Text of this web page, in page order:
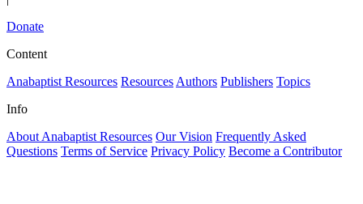
Donate
Content
Anabaptist Resources Resources Authors Publishers Topics
Info
About Anabaptist Resources Our Vision Frequently Asked
Questions Terms of Service Privacy Policy Become a Contributor